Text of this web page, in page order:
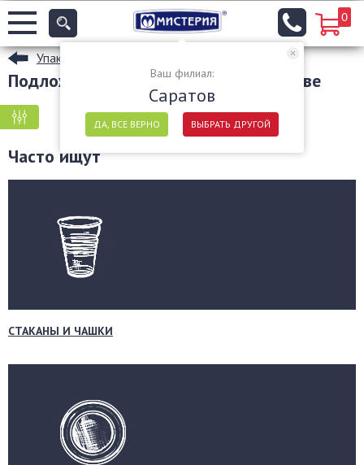
Ваш филиал:
Саратов
ДА, ВСЕ ВЕРНО ВЫБРАТЬ ДРУГОЙ
0
Упаковочные материалы
Подложки фольгированные в Саратове
Часто ищут
СТАКАНЫ И ЧАШКИ